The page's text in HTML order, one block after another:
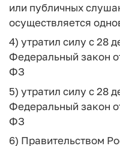
или публичных
осуществляется
4) утратил силу с 28
Федеральный закон
ФЗ
5) утратил силу с 28
Федеральный закон
ФЗ
6) Правительством